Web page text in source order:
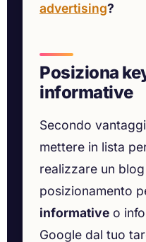
advertising?
Posiziona
informative
Secondo
mettere in lista
realizzare un
posizionamento
informative o
Google dal tuo